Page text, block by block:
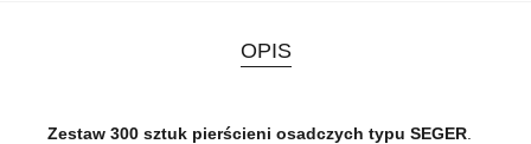
OPIS
Zestaw 300 sztuk pierścieni osadczych typu SEGER